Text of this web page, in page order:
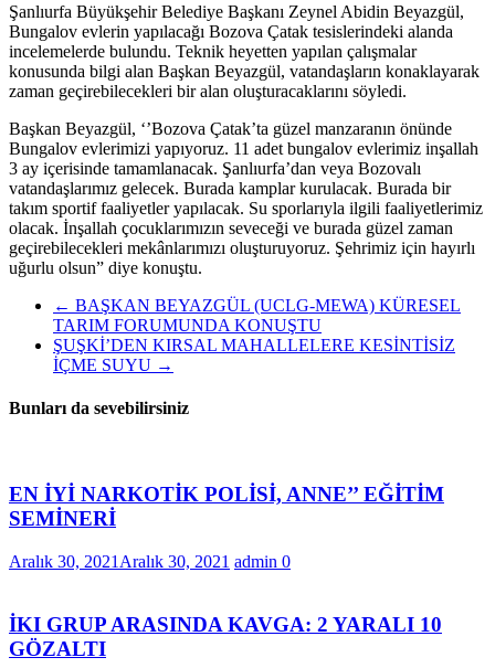
Şanlıurfa Büyükşehir Belediye Başkanı Zeynel Abidin Beyazgül,
Bungalov evlerin yapılacağı Bozova Çatak tesislerindeki alanda
incelemelerde bulundu. Teknik heyetten yapılan çalışmalar
konusunda bilgi alan Başkan Beyazgül, vatandaşların konaklayarak
zaman geçirebilecekleri bir alan oluşturacaklarını söyledi.
Başkan Beyazgül, ‘’Bozova Çatak’ta güzel manzaranın önünde
Bungalov evlerimizi yapıyoruz. 11 adet bungalov evlerimiz inşallah
3 ay içerisinde tamamlanacak. Şanlıurfa’dan veya Bozovalı
vatandaşlarımız gelecek. Burada kamplar kurulacak. Burada bir
takım sportif faaliyetler yapılacak. Su sporlarıyla ilgili faaliyetlerimiz
olacak. İnşallah çocuklarımızın seveceği ve burada güzel zaman
geçirebilecekleri mekânlarımızı oluşturuyoruz. Şehrimiz için hayırlı
uğurlu olsun” diye konuştu.
← BAŞKAN BEYAZGÜL (UCLG-MEWA) KÜRESEL
TARIM FORUMUNDA KONUŞTU
ŞUŞKİ’DEN KIRSAL MAHALLELERE KESİNTİSİZ
İÇME SUYU →
Bunları da sevebilirsiniz
EN İYİ NARKOTİK POLİSİ, ANNE’’ EĞİTİM
SEMİNERİ
Aralık 30, 2021 Aralık 30, 2021 admin 0
İKI GRUP ARASINDA KAVGA: 2 YARALI 10
GÖZALTI